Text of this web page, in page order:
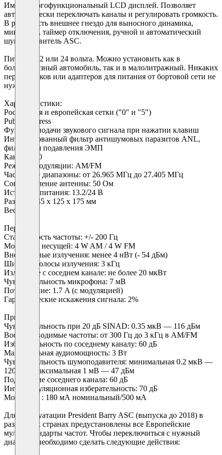
Имеет многофункциональный LCD дисплей. Позволяет
автоматически переключать каналы и регулировать громкость.
В рации есть внешнее гнездо для выносного динамика,
микрофон, таймер отключения, ручной и автоматический
шумоподавитель ASC.
Питание 12 или 24 вольта. Можно установить как в
большегрузный автомобиль, так и в малолитражный. Никаких
переходников или адаптеров для питания от бортовой сети не
нужно.
Характеристики:
Российская и европейская сетки ("0" и "5")
Public Address
Функция подачи звукового сигнала при нажатии клавиш
Интегрированный фильтр антишумовых паразитов ANL,
фильтр для подавления ЭМП
Каналы: 40
Режимы модуляции: AM/FM
Частотные диапазоны: от 26.965 МГц до 27.405 МГц
Сопротивление антенны: 50 Ом
Источник питания: 13.2/24 В
Размеры: 45 х 125 х 175 мм
Вес: 0.9 кг
Передача:
Стабильность частоты: +/- 200 Гц
Мощность несущей: 4 W AM / 4 W FM
Внеполосные излучения: менее 4 нВт (- 54 дБм)
Ширина полосы излучения: 3 кГц
Излучение с соседнем канале: не более 20 мкВт
Чувствительность микрофона: 7 мВ
Потребление: 1.7 A (с модуляцией)
Гармонические искажения сигнала: 2%
Прием:
Чувствительность при 20 дБ SINAD: 0.35 мкВ — 116 дБм
Воспроизводимые частоты: от 300 Гц до 3 кГц в AM/FM
Избирательность по соседнему каналу: 60 дБ
Максимальная аудиомощность: 3 Вт
Чувствительность шумоподавителя: минимальная 0.2 мкВ —
120 дБм/максимальная 1 мВ — 47 дБм
Подавление соседнего канала: 60 дБ
Интермодуляционная изберательность: 70 дБ
Мощность : 180 мА номинальный/500 мА
Для эксплуатации President Barry ASC (выпуска до 2018) в
различных странах предустановлены все Европейские
мультистандарты частот. Чтобы переключиться с нужный
диапазон необходимо сделать следующие действия: